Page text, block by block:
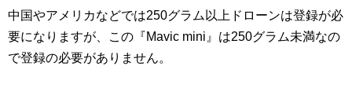
中国やアメリカなどでは250グラム以上ドローンは登録が必
要になりますが、この『Mavic mini』は250グラム未満なの
で登録の必要がありません。